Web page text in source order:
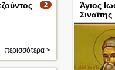
2
περισσότερα >
Άγιος
Σιναϊτης